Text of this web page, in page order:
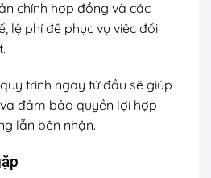
chính hợp đồng và các
lệ phí để phục vụ việc đối
trình ngay từ đầu sẽ giúp
đảm bảo quyền lợi hợp
lẫn bên nhận.